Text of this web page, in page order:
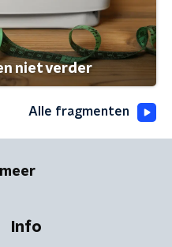
niet verder
Alle fragmenten
Info